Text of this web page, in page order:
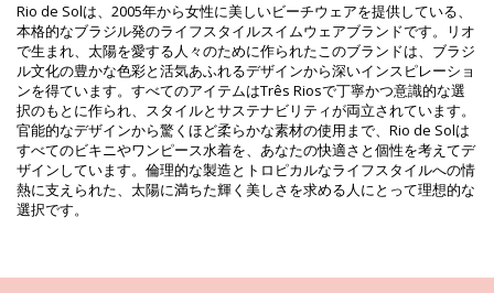
ん。 )
HS CODE: 6112.41.0010
SKU: 1981118628
EAN: XS (7899810246318), S (7899810246325), M (7899810246332),
L (7899810246349), XL (7899810246356)
重さ : 45g / 0.1lb / 1.59oz
カットにより柄が異なることがあります。
補正された写真
洗い方と手入れ方法
お手入れ方法: Rio de Sol Bottom Dots-Orange Pipa
ニセットを楽しみたいのでしたら、良質な生地を選ぶのはもちろん、そ
Rio de Solは、2005年から女性に美しいビーチウェアを提供している、
本格的なブラジル発のライフスタイルスイムウェアブランドです。リオ
で生まれ、太陽を愛する人々のために作られたこのブランドは、ブラジ
ル文化の豊かな色彩と活気あふれるデザインから深いインスピレーショ
ンを得ています。すべてのアイテムはTrês Riosで丁寧かつ意識的な選
択のもとに作られ、スタイルとサステナビリティが両立されています。
官能的なデザインから驚くほど柔らかな素材の使用まで、Rio de Solは
すべてのビキニやワンピース水着を、あなたの快適さと個性を考えてデ
ザインしています。倫理的な製造とトロピカルなライフスタイルへの情
熱に支えられた、太陽に満ちた輝く美しさを求める人にとって理想的な
選択です。